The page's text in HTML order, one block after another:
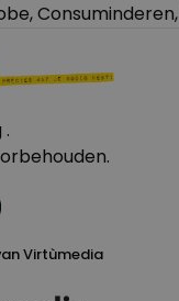
,Consuminderen,
Virtùmedia